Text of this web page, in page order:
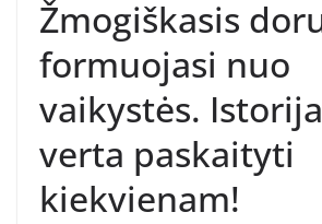
Žmogiškasis
formuojasi nuo
vaikystės.
verta paskaityti
kiekvienam!